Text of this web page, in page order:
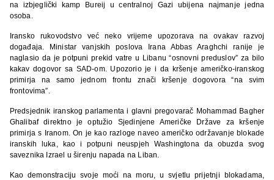
na izbjeglički kamp Bureij u centralnoj Gazi ubijena najmanje jedna
osoba.
Iransko rukovodstvo već neko vrijeme upozorava na ovakav razvoj
događaja. Ministar vanjskih poslova Irana Abbas Araghchi ranije je
naglasio da je potpuni prekid vatre u Libanu “osnovni preduslov” za bilo
kakav dogovor sa SAD-om. Upozorio je i da kršenje američko-iranskog
primirja na samo jednom frontu znači kršenje dogovora “na svim
frontovima”.
Predsjednik iranskog parlamenta i glavni pregovarač Mohammad Bagher
Ghalibaf direktno je optužio Sjedinjene Američke Države za kršenje
primirja s Iranom. On je kao razloge naveo američko održavanje blokade
iranskih luka, kao i potpuni neuspjeh Washingtona da obuzda svog
saveznika Izrael u širenju napada na Liban.
Kao demonstraciju svoje moći na moru, u svjetlu prijetnji blokadama,